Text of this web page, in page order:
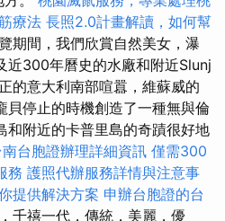
療法 長照2.0計畫解讀，如何幫
期間，我們欣賞自然美女，瀑
近300年曆史的水廠和附近Slunj
的意大利南部喧囂，維蘇威的
貝停止的時機創造了一種無與倫
和附近的卡普里島的奇蹟很好地
南台胞證辦理詳細資訊 僅需300
務 護照代辦服務詳情與注意事
提供解決方案 申辦台胞證的台
千禧一代，傳統，美麗，優